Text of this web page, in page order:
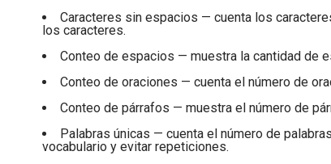
Caracteres sin espacios — cuenta los
los caracteres.
Conteo de espacios — muestra la cantidad de
Conteo de oraciones — cuenta el número de
Conteo de párrafos — muestra el número de
Palabras únicas — cuenta el número de
vocabulario y evitar repeticiones.